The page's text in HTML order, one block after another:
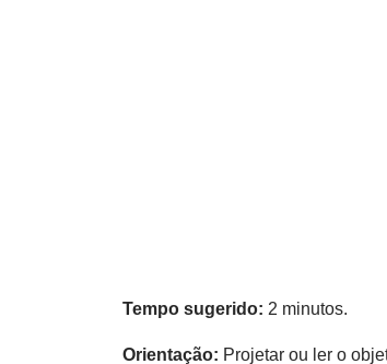
Tempo sugerido: 2 minutos.
Orientação: Projetar ou ler o